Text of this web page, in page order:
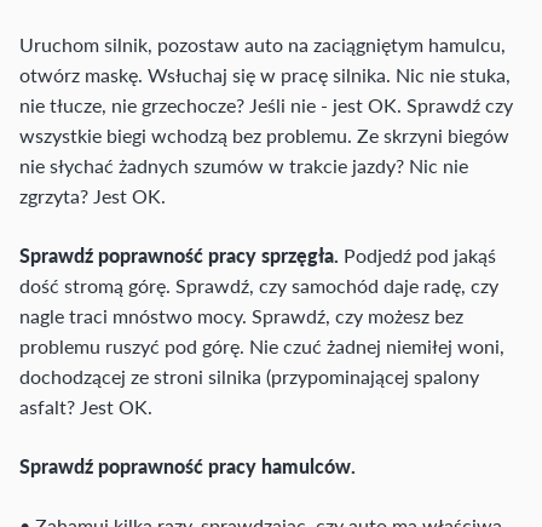
Uruchom silnik, pozostaw auto na zaciągniętym hamulcu,
otwórz maskę. Wsłuchaj się w pracę silnika. Nic nie stuka,
nie tłucze, nie grzechocze? Jeśli nie - jest OK. Sprawdź czy
wszystkie biegi wchodzą bez problemu. Ze skrzyni biegów
nie słychać żadnych szumów w trakcie jazdy? Nic nie
zgrzyta? Jest OK.
Sprawdź poprawność pracy sprzęgła. Podjedź pod jakąś
dość stromą górę. Sprawdź, czy samochód daje radę, czy
nagle traci mnóstwo mocy. Sprawdź, czy możesz bez
problemu ruszyć pod górę. Nie czuć żadnej niemiłej woni,
dochodzącej ze stroni silnika (przypominającej spalony
asfalt? Jest OK.
Sprawdź poprawność pracy hamulców.